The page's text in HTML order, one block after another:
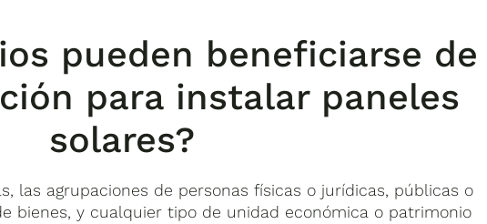
pueden beneficiarse de
para instalar paneles
solares?
las agrupaciones de personas físicas o jurídicas, públicas o
bienes, y cualquier tipo de unidad económica o patrimonio